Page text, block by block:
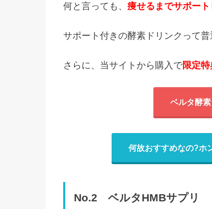
何と言っても、 痩せるまでサポート
サポート付きの酵素ドリンクって
さらに、当サイトから購入で限定
ベルタ酵
何故おすすめなの?ホ
No.2 ベルタHMBサプリ